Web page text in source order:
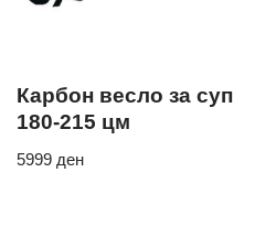
Карбон весло за суп
180-215 цм
5999 ден